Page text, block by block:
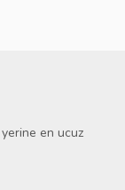
en ucuz